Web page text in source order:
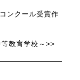
ンクール受賞作
教育学校～>>